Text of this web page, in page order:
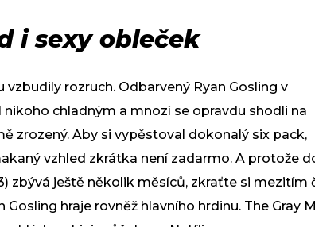
i sexy obleček
rozruch. Odbarvený Ryan Gosling v
chladným a mnozí se opravdu shodli na
zrozený. Aby si vypěstoval dokonalý six pack,
vzhled zkrátka není zadarmo. A protože
zbývá ještě několik měsíců, zkraťte si mezitím
hraje rovněž hlavního hrdinu. The Gray